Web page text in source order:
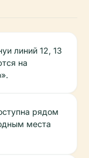
линий 12, 13
на
рядом
места